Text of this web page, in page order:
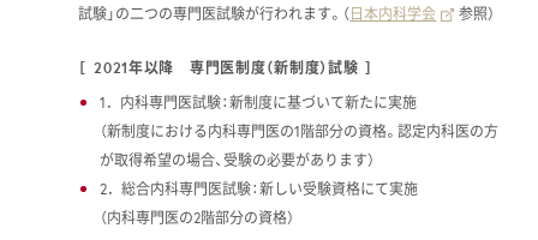
試験」の二つの専門医試験が行われます。（日本内科学会 参照）
2021年以降 専門医制度（新制度）試験
1．内科専門医試験：新制度に基づいて新たに実施
（新制度における内科専門医の1階部分の資格。認定内科医の方
が取得希望の場合、受験の必要があります）
2．総合内科専門医試験：新しい受験資格にて実施
（内科専門医の2階部分の資格）